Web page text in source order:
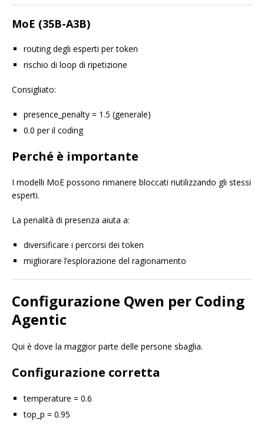
MoE (35B-A3B)
routing degli esperti per token
rischio di loop di ripetizione
Consigliato:
presence_penalty = 1.5 (generale)
0.0 per il coding
Perché è importante
I modelli MoE possono rimanere bloccati riutilizzando gli stessi
esperti.
La penalità di presenza aiuta a:
diversificare i percorsi dei token
migliorare l’esplorazione del ragionamento
Configurazione Qwen per Coding
Agentic
Qui è dove la maggior parte delle persone sbaglia.
Configurazione corretta
temperature = 0.6
top_p = 0.95